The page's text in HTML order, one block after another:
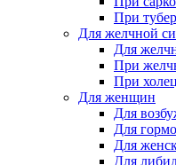
При
Для желчной
Для
При
При
Для женщин
Для
Для
Для
Для